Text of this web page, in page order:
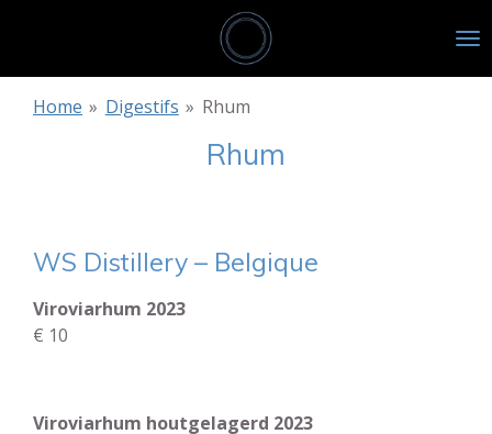
contenu
principal
Home » Digestifs » Rhum
Rhum
WS Distillery – Belgique
Viroviarhum 2023
€ 10
Viroviarhum houtgelagerd 2023